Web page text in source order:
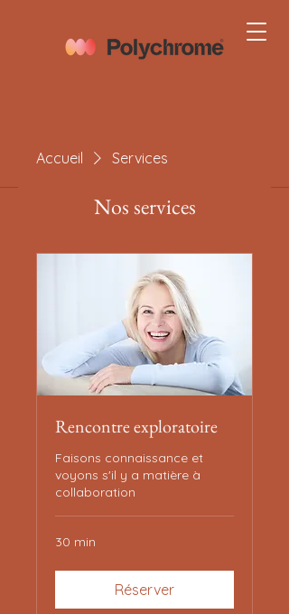
Accueil Services
Nos services
Rencontre exploratoire
Faisons connaissance et
voyons s'il y a matière à
collaboration
30 min
Réserver